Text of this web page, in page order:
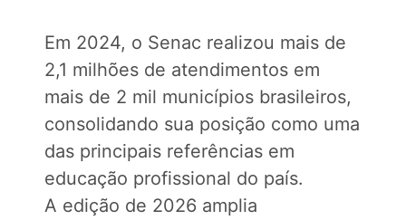
Em 2024, o Senac realizou mais de
2,1 milhões de atendimentos em
mais de 2 mil municípios brasileiros,
consolidando sua posição como uma
das principais referências em
educação profissional do país.
A edição de 2026 amplia